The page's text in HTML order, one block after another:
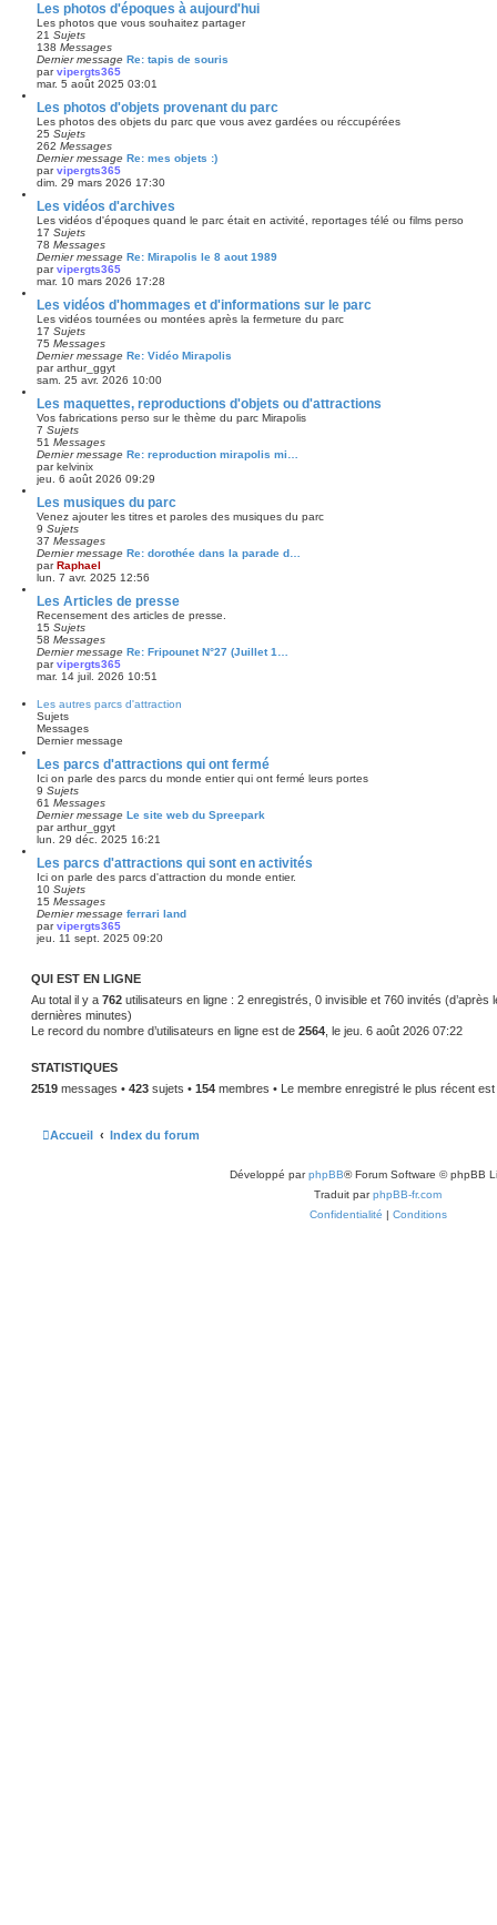
Les photos d'époques à aujourd'hui
Les photos que vous souhaitez partager
21 Sujets
138 Messages
Dernier message Re: tapis de souris
parvipergts365
mar. 5 août 2025 03:01
Les photos d'objets provenant du parc
Les photos des objets du parc que vous avez gardées ou réccupérées
25 Sujets
262 Messages
Dernier message Re: mes objets :)
parvipergts365
dim. 29 mars 2026 17:30
Les vidéos d'archives
Les vidéos d'époques quand le parc était en activité, reportages télé ou films perso
17 Sujets
78 Messages
Dernier message Re: Mirapolis le 8 aout 1989
parvipergts365
mar. 10 mars 2026 17:28
Les vidéos d'hommages et d'informations sur le parc
Les vidéos tournées ou montées après la fermeture du parc
17 Sujets
75 Messages
Dernier message Re: Vidéo Mirapolis
pararthur_ggyt
sam. 25 avr. 2026 10:00
Les maquettes, reproductions d'objets ou d'attractions
Vos fabrications perso sur le thème du parc Mirapolis
7 Sujets
51 Messages
Dernier message Re: reproduction mirapolis mi…
parkelvinix
jeu. 6 août 2026 09:29
Les musiques du parc
Venez ajouter les titres et paroles des musiques du parc
9 Sujets
37 Messages
Dernier message Re: dorothée dans la parade d…
parRaphael
lun. 7 avr. 2025 12:56
Les Articles de presse
Recensement des articles de presse.
15 Sujets
58 Messages
Dernier message Re: Fripounet N°27 (Juillet 1…
parvipergts365
mar. 14 juil. 2026 10:51
Les autres parcs d'attraction
Sujets
Messages
Dernier message
Les parcs d'attractions qui ont fermé
Ici on parle des parcs du monde entier qui ont fermé leurs portes
9 Sujets
61 Messages
Dernier message Le site web du Spreepark
pararthur_ggyt
lun. 29 déc. 2025 16:21
Les parcs d'attractions qui sont en activités
Ici on parle des parcs d'attraction du monde entier.
10 Sujets
15 Messages
Dernier message ferrari land
parvipergts365
jeu. 11 sept. 2025 09:20
QUI EST EN LIGNE
Au total il y a 762 utilisateurs en ligne : 2 enregistrés, 0 invisible et 760 invités (d’après
dernières minutes)
Le record du nombre d’utilisateurs en ligne est de 2564 , le jeu. 6 août 2026 07:22
STATISTIQUES
2519 messages • 423 sujets • 154 membres • Le membre enregistré le plus récent est
Accueil Index du forum
Développé parphpBB® Forum Software © phpBB
Traduit parphpBB-fr.com
Confidentialité | Conditions